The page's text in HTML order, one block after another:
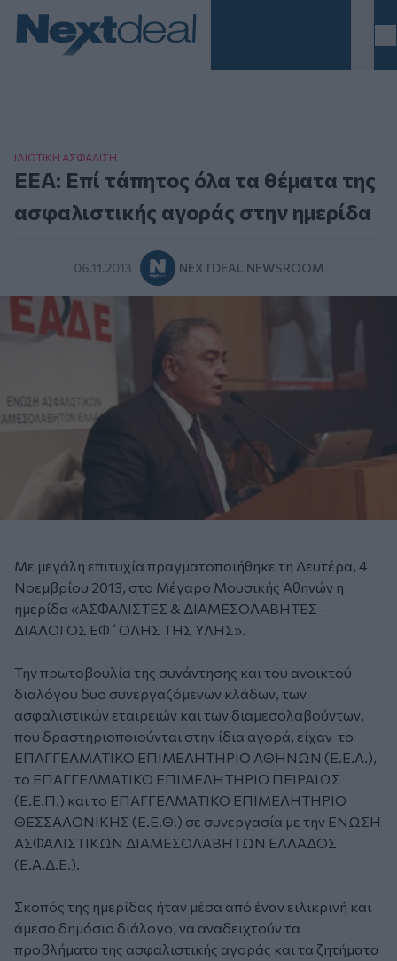
ΙΔΙΩΤΙΚΗ ΑΣΦAΛΙΣΗ
ΕΕΑ: Επί τάπητος όλα τα θέματα της
ασφαλιστικής αγοράς στην ημερίδα
06.11.2013 NEXTDEAL NEWSROOM
Με μεγάλη επιτυχία πραγματοποιήθηκε τη Δευτέρα, 4
Νοεμβρίου 2013, στο Μέγαρο Μουσικής Αθηνών η
ημερίδα «ΑΣΦΑΛΙΣΤΕΣ & ΔΙΑΜΕΣΟΛΑΒΗΤΕΣ -
ΔΙΑΛΟΓΟΣ ΕΦ΄ΟΛΗΣ ΤΗΣ ΥΛΗΣ».
Την πρωτοβουλία της συνάντησης και του ανοικτού
διαλόγου δυο συνεργαζόμενων κλάδων, των
ασφαλιστικών εταιρειών και των διαμεσολαβούντων,
που δραστηριοποιούνται στην ίδια αγορά, είχαν το
ΕΠΑΓΓΕΛΜΑΤΙΚΟ ΕΠΙΜΕΛΗΤΗΡΙΟ ΑΘΗΝΩΝ (Ε.Ε.Α.),
το ΕΠΑΓΓΕΛΜΑΤΙΚΟ ΕΠΙΜΕΛΗΤΗΡΙΟ ΠΕΙΡΑΙΩΣ
(Ε.Ε.Π.) και το ΕΠΑΓΓΕΛΜΑΤΙΚΟ ΕΠΙΜΕΛΗΤΗΡΙΟ
ΘΕΣΣΑΛΟΝΙΚΗΣ (Ε.Ε.Θ.) σε συνεργασία με την ΕΝΩΣΗ
ΑΣΦΑΛΙΣΤΙΚΩΝ ΔΙΑΜΕΣΟΛΑΒΗΤΩΝ ΕΛΛΑΔΟΣ
(Ε.Α.Δ.Ε.).
Σκοπός της ημερίδας ήταν μέσα από έναν ειλικρινή και
άμεσο δημόσιο διάλογο, να αναδειχτούν τα
προβλήματα της ασφαλιστικής αγοράς και τα ζητήματα